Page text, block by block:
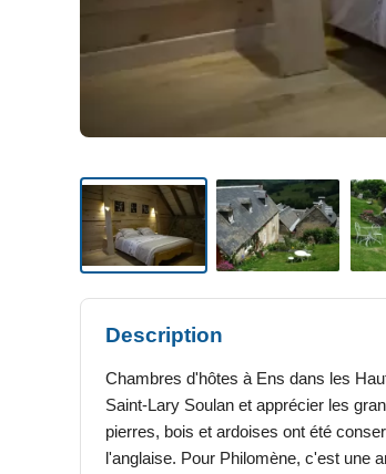
Description
Chambres d'hôtes à Ens dans les
Saint-Lary Soulan et apprécier les
pierres, bois et ardoises ont été
l'anglaise. Pour Philomène, c'est une